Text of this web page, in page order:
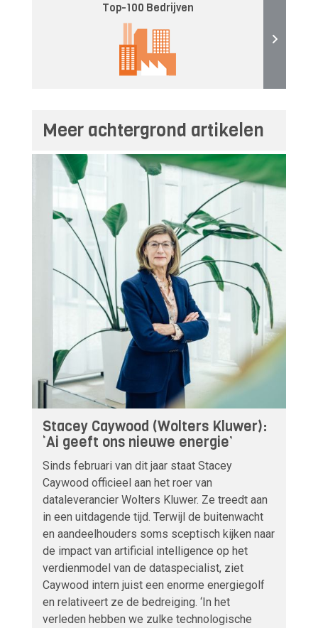
Top-100 Bedrijven
Meer achtergrond artikelen
Stacey Caywood (Wolters Kluwer):
‘Ai geeft ons nieuwe energie’
Sinds februari van dit jaar staat Stacey
Caywood officieel aan het roer van
dataleverancier Wolters Kluwer. Ze treedt aan
in een uitdagende tijd. Terwijl de buitenwacht
en aandeelhouders soms sceptisch kijken naar
de impact van artificial intelligence op het
verdienmodel van de dataspecialist, ziet
Caywood intern juist een enorme energiegolf
en relativeert ze de bedreiging. ‘In het
verleden hebben we zulke technologische